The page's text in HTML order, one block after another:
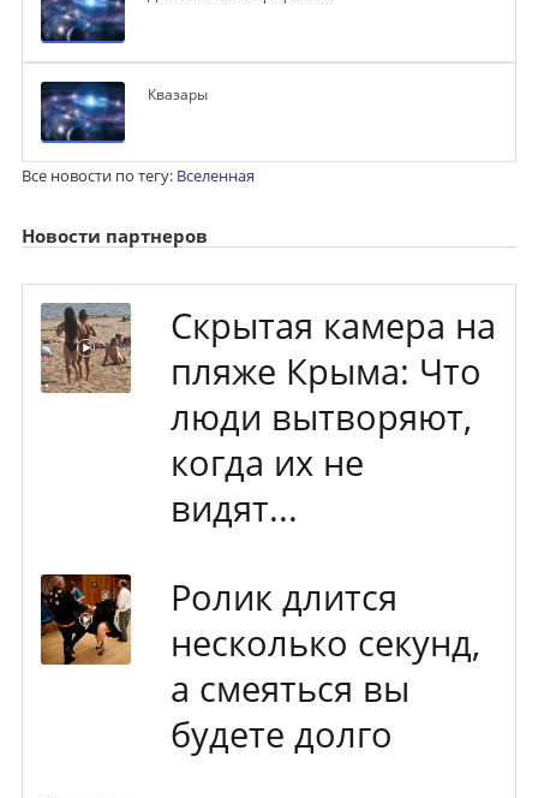
Квазары
Все новости по тегу: Вселенная
Новости партнеров
Скрытая камера на
пляже Крыма: Что
люди вытворяют,
когда их не
видят...
Ролик длится
несколько секунд,
а смеяться вы
будете долго